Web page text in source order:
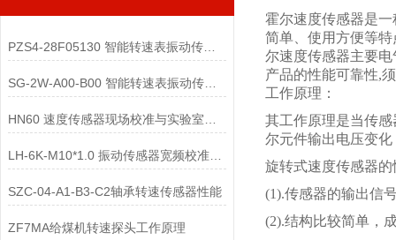
PZS4-28F05130 智能转速表振动传感器的低功耗配件与电源管理策略有哪些？
SG-2W-A00-B00 智能转速表振动传感器的状态指示与用户交互配件有哪些？
LH-6K-M10*1.0 振动传感器宽频校准方法浅析
SZC-04-A1-B3-C2轴承转速传感器性能
ZF7MA给煤机转速探头工作原理
霍尔速度传感器是
简单、使用方便等
尔速度传感器主要
产品的性能可靠性,
工作原理：
其工作原理是当传
尔元件输出电压变
旋转式速度传感器的
(1).传感器的输出信
(2).结构比较简单，